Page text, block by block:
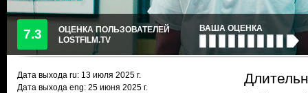
7.3
ОЦЕНКА ПОЛЬЗОВАТЕЛЕЙ
LOSTFILM.TV
ВАША ОЦЕНКА
Дата выхода ru: 13 июля 2025 г.
Дата выхода eng: 25 июня 2025 г.